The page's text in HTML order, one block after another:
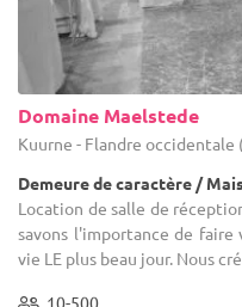
Domaine Maelstede
Kuurne - Flandre occidentale
Demeure de caractère /
Location de salle de
savons l'importance de
vie LE plus beau jour. Nous
10-500